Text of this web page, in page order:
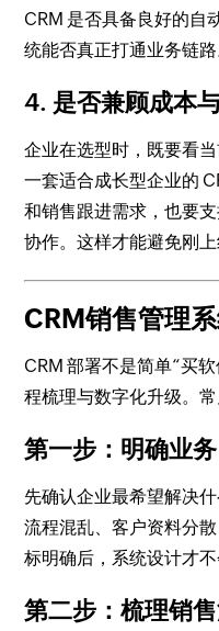
CRM 是否具备良好的自
统能否真正打通业务链路
4. 是否兼顾成本
企业在选型时，既要看
一套适合成长型企业的
和销售跟进需求，也要
协作。这样才能避免刚
CRM销售管理
CRM 部署不是简单“买
程梳理与数字化升级。
第一步：明确业
先确认企业最希望解决
流程混乱、客户资料分
标明确后，系统设计才不
第二步：梳理销